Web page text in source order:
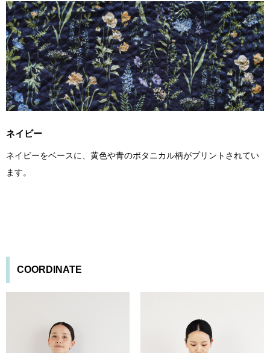
ネイビー
ネイビーをベースに、黄色や青のボタニカル柄がプリントされてい
ます。
COORDINATE